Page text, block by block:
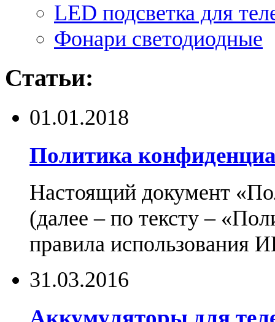
LED подсветка для
Фонари светодиодные
Статьи:
01.01.2018
Политика
Настоящий документ
(далее – по тексту –
правила использования
31.03.2016